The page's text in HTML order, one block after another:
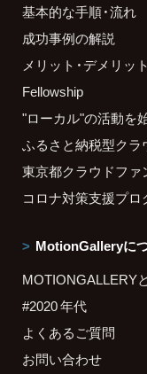
基本的な手順・流れ
成功事例の解説
メリット・デメリット
Fellowship
"ローカル"の活動を
ふるさと納税型クラ
東京都クラウドフ
コロナ対策支援プ
MotionGalleryに
MOTIONGALLERY
#2020 年代
よくあるご質問
お問い合わせ